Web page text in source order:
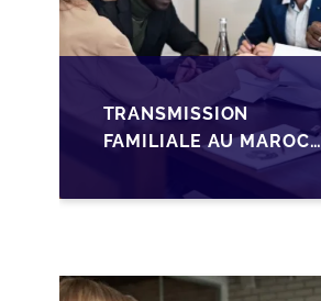
TRANSMISSION
FAMILIALE AU MAROC :
ANTICIPER LA
GOUVERNANCE POUR